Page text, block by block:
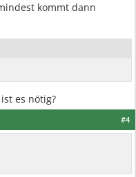
kommt dann
es nötig?
#4